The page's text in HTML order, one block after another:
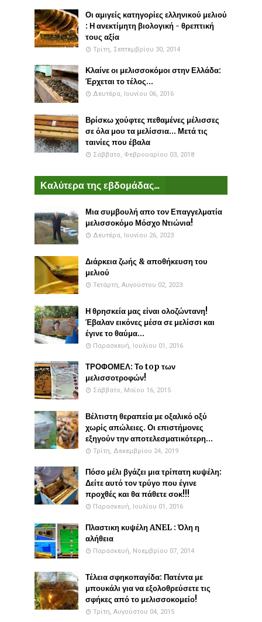
Οι αμιγείς κατηγορίες ελληνικού μελιού
: Η ανεκτίμητη βιολογική - θρεπτική
τους αξία
Τρίτη, Σεπτεμβρίου 30, 2014
Κλαίνε οι μελισσοκόμοι στην Ελλάδα:
Έρχεται το τέλος...
Δευτέρα, Ιουνίου 06, 2016
Βρίσκω χούφτες πεθαμένες μέλισσες
σε όλα μου τα μελίσσια... Μετά τις
ταινίες που έβαλα
Σάββατο, Φεβρουαρίου 03, 2018
Καλύτερα της εβδομάδας...
Μια συμβουλή απο τον Επαγγελματία
μελισσοκόμο Μόσχο Ντιώνια!
Δευτέρα, Ιουνίου 26, 2023
Διάρκεια ζωής & αποθήκευση του
μελιού
Τετάρτη, Αυγούστου 02, 2023
Η θρησκεία μας είναι ολοζώντανη!
Έβαλαν εικόνες μέσα σε μελίσσι και
έγινε το θαύμα...
Παρασκευή, Ιουλίου 01, 2016
ΤΡΟΦΟΜΕΛ: Το top των
μελισσοτροφών!
Σάββατο, Μαΐου 16, 2015
Βέλτιστη θεραπεία με οξαλικό οξύ
χωρίς απώλειες. Οι επιστήμονες
εξηγούν την αποτελεσματικότερη...
Τρίτη, Δεκεμβρίου 24, 2019
Πόσο μέλι βγάζει μια τρίπατη κυψέλη:
Δείτε αυτό τον τρύγο που έγινε
προχθές και θα πάθετε σοκ!!!
Παρασκευή, Ιουλίου 01, 2016
Πλαστικη κυψέλη ANEL : Όλη η
αλήθεια
Παρασκευή, Νοεμβρίου 07, 2014
Τέλεια σφηκοπαγίδα: Πατέντα με
μπουκάλι για να εξολοθρεύσετε τις
σφήκες από το μελισσοκομείο!
Τρίτη, Αυγούστου 04, 2015